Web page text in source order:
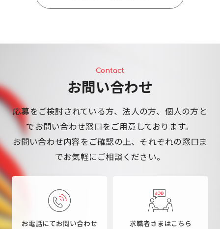
Contact
お問い合わせ
応募をご検討されている方、法人の方、個人の方と
でお問い合わせ窓口をご用意しております。
お問い合わせ内容をご確認の上、それぞれの窓口ま
でお気軽にご相談ください。
お電話にてお問い合わせ 求職者さまはこちら